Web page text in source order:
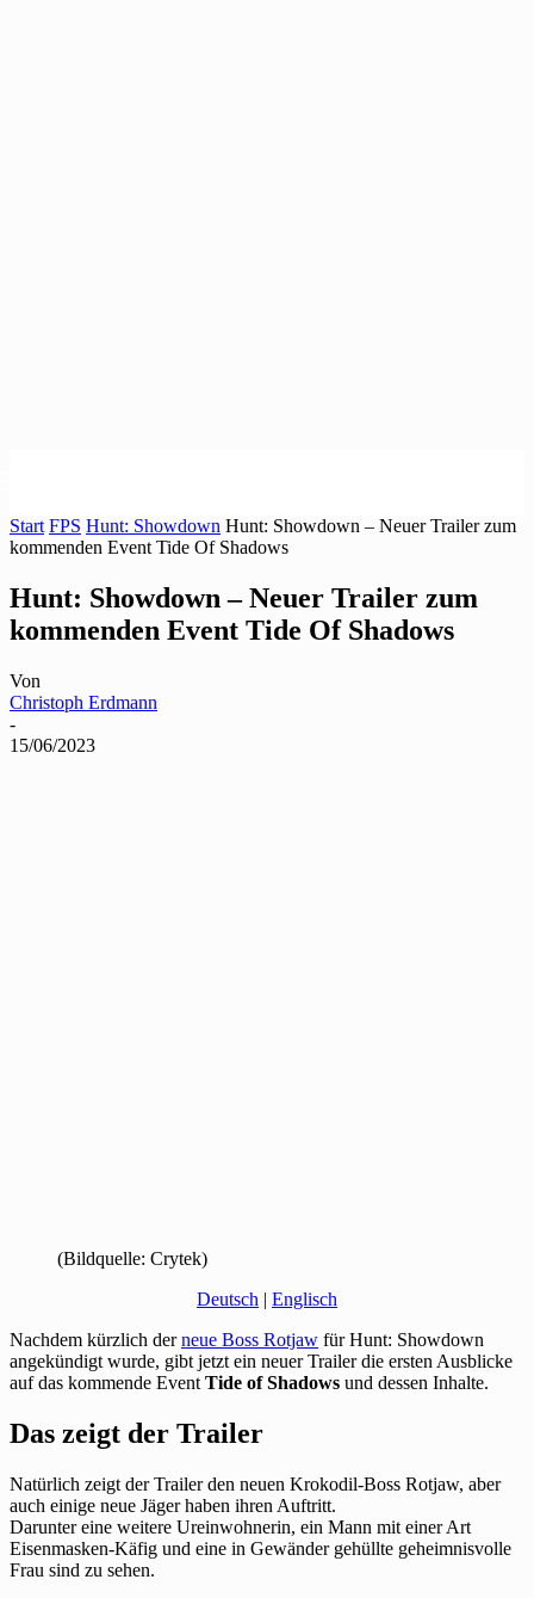
Start FPS Hunt: Showdown Hunt: Showdown – Neuer Trailer zum
kommenden Event Tide Of Shadows
Hunt: Showdown – Neuer Trailer zum
kommenden Event Tide Of Shadows
Von
Christoph Erdmann
-
15/06/2023
(Bildquelle: Crytek)
Deutsch | Englisch
Nachdem kürzlich derneue Boss Rotjaw für Hunt: Showdown
angekündigt wurde, gibt jetzt ein neuer Trailer die ersten Ausblicke
auf das kommende Event Tide of Shadows und dessen Inhalte.
Das zeigt der Trailer
Natürlich zeigt der Trailer den neuen Krokodil-Boss Rotjaw, aber
auch einige neue Jäger haben ihren Auftritt.
Darunter eine weitere Ureinwohnerin, ein Mann mit einer Art
Eisenmasken-Käfig und eine in Gewänder gehüllte geheimnisvolle
Frau sind zu sehen.